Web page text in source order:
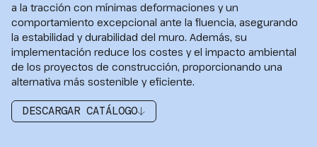
a la tracción con mínimas deformaciones y un
comportamiento excepcional ante la fluencia, asegurando
la estabilidad y durabilidad del muro. Además, su
implementación reduce los costes y el impacto ambiental
de los proyectos de construcción, proporcionando una
alternativa más sostenible y eficiente.
DESCARGAR CATÁLOGO